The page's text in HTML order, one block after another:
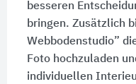
besseren
bringen. Zusätzlich
Webbodenstudio”
Foto hochzuladen
individuellen